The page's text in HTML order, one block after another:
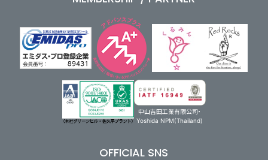
中山吉田工業有限公司・
Yoshida NPM(Thailand)
OFFICIAL SNS